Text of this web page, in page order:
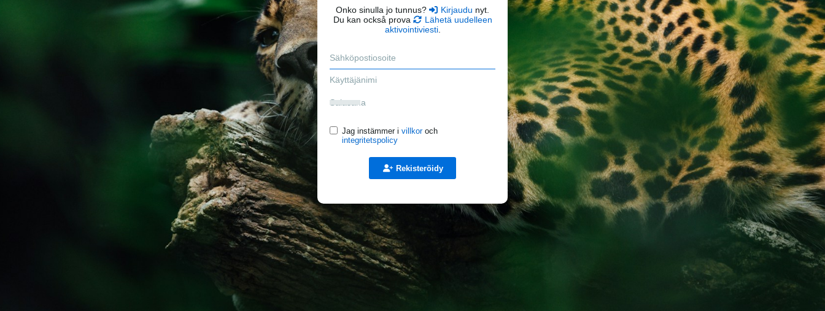
Onko sinulla jo tunnus? Kirjaudu nyt.
Du kan också prova
Lähetä uudelleen
aktivointiviesti.
Jag instämmer i villkoroch
integritetspolicy
Rekisteröidy